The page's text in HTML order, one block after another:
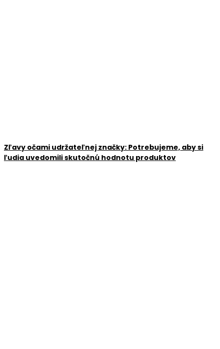
Zľavy očami udržateľnej značky: Potrebujeme, aby si
ľudia uvedomili skutočnú hodnotu produktov